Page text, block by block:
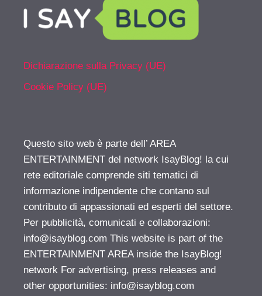
Dichiarazione sulla Privacy (UE)
Cookie Policy (UE)
Questo sito web è parte dell’ AREA
ENTERTAINMENT del network IsayBlog! la cui
rete editoriale comprende siti tematici di
informazione indipendente che contano sul
contributo di appassionati ed esperti del settore.
Per pubblicità, comunicati e collaborazioni:
info@isayblog.com This website is part of the
ENTERTAINMENT AREA inside the IsayBlog!
network For advertising, press releases and
other opportunities: info@isayblog.com